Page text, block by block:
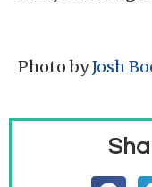
Photo byJosh